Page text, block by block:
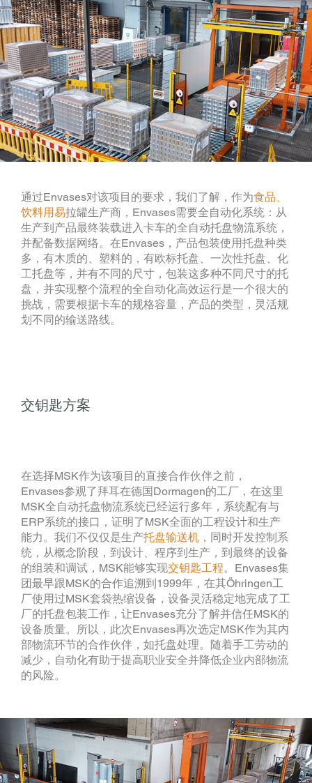
通过Envases对该项目的要求，我们了解，作为食品、
饮料用易拉罐生产商，Envases需要全自动化系统：从
生产到产品最终装载进入卡车的全自动托盘物流系统，
并配备数据网络。在Envases，产品包装使用托盘种类
多，有木质的、塑料的，有欧标托盘、一次性托盘、化
工托盘等，并有不同的尺寸，包装这多种不同尺寸的托
盘，并实现整个流程的全自动化高效运行是一个很大的
挑战，需要根据卡车的规格容量，产品的类型，灵活规
划不同的输送路线。
交钥匙方案
在选择MSK作为该项目的直接合作伙伴之前，
Envases参观了拜耳在德国Dormagen的工厂，在这里
MSK全自动托盘物流系统已经运行多年，系统配有与
ERP系统的接口，证明了MSK全面的工程设计和生产
能力。我们不仅仅是生产托盘输送机 ，同时开发控制系
统，从概念阶段，到设计、程序到生产，到最终的设备
的组装和调试，MSK能够实现交钥匙工程。Envases集
团最早跟MSK的合作追溯到1999年，在其Öhringen工
厂使用过MSK套袋热缩设备，设备灵活稳定地完成了工
厂的托盘包装工作，让Envases充分了解并信任MSK的
设备质量。所以，此次Envases再次选定MSK作为其内
部物流环节的合作伙伴，如托盘处理。随着手工劳动的
减少，自动化有助于提高职业安全并降低企业内部物流
的风险。